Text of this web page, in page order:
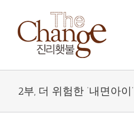
content
2부, 더 위험한 ‘내면아이’